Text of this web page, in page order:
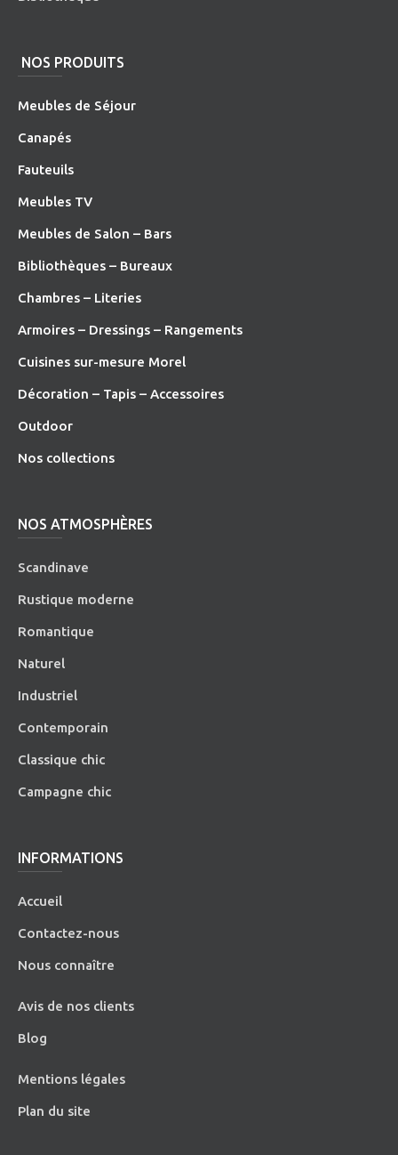
NOS PRODUITS
Meubles de Séjour
Canapés
Fauteuils
Meubles TV
Meubles de Salon – Bars
Bibliothèques – Bureaux
Chambres – Literies
Armoires – Dressings – Rangements
Cuisines sur-mesure Morel
Décoration – Tapis – Accessoires
Outdoor
Nos collections
NOS ATMOSPHÈRES
Scandinave
Rustique moderne
Romantique
Naturel
Industriel
Contemporain
Classique chic
Campagne chic
INFORMATIONS
Accueil
Contactez-nous
Nous connaître
Avis de nos clients
Blog
Mentions légales
Plan du site